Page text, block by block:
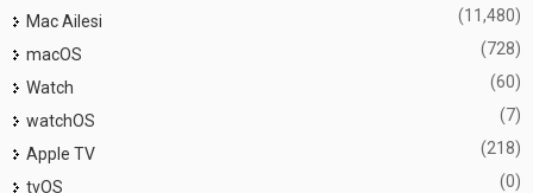
Mac Ailesi (11,480)
macOS (728)
Watch (60)
watchOS (7)
Apple TV (218)
tvOS (0)